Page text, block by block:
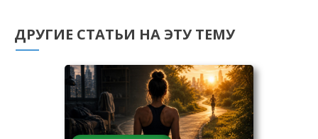
ДРУГИЕ СТАТЬИ НА ЭТУ ТЕМУ